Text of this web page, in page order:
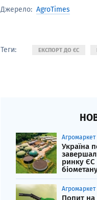
Джерело: AgroTimes
Теги: ЕКСПОРТ ДО ЄС
Агромаркет
Україна
ринку
Агромаркет